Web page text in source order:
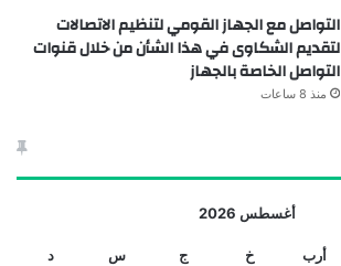
التواصل مع الجهاز القومي لتنظيم الاتصالات
لتقديم الشكاوى في هذا الشأن من خلال قنوات
التواصل الخاصة بالجهاز
منذ 8 ساعات
أغسطس 2026
أرب خ ج س د